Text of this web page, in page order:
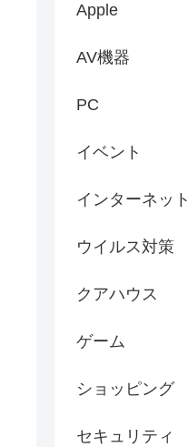
Apple
AV機器
PC
イベント
インターネット
ウイルス対策
クアハウス
ゲーム
ショッピング
セキュリティ